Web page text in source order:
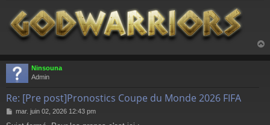
a
Ninsouna
Admin
Re: [Pre post]Pronostics Coupe du Monde 2026 FIFA
M
mar. juin 02, 2026 12:43 pm